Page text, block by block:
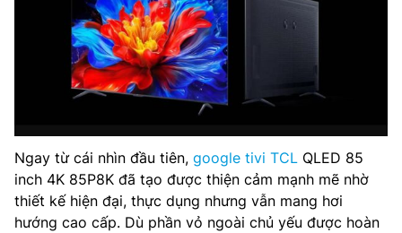
Ngay từ cái nhìn đầu tiên, google tivi TCL QLED 85
inch 4K 85P8K đã tạo được thiện cảm mạnh mẽ nhờ
thiết kế hiện đại, thực dụng nhưng vẫn mang hơi
hướng cao cấp. Dù phần vỏ ngoài chủ yếu được hoàn